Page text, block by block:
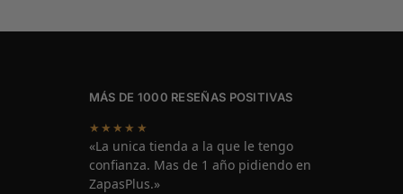
MÁS DE 1000 RESEÑAS POSITIVAS
★★★★★
«La unica tienda a la que le tengo
confianza. Mas de 1 año pidiendo en
ZapasPlus.»